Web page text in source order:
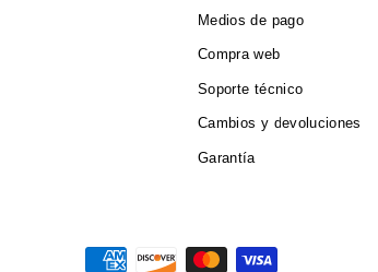
Medios de pago
Compra web
Soporte técnico
Cambios y devoluciones
Garantía